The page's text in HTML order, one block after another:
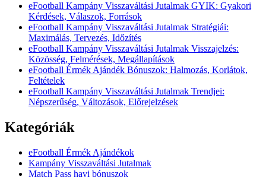
eFootball Kampány Visszaváltási Jutalmak GYIK: Gyakori
Kérdések, Válaszok, Források
eFootball Kampány Visszaváltási Jutalmak Stratégiái:
Maximálás, Tervezés, Időzítés
eFootball Kampány Visszaváltási Jutalmak Visszajelzés:
Közösség, Felmérések, Megállapítások
eFootball Érmék Ajándék Bónuszok: Halmozás, Korlátok,
Feltételek
eFootball Kampány Visszaváltási Jutalmak Trendjei:
Népszerűség, Változások, Előrejelzések
Kategóriák
eFootball Érmék Ajándékok
Kampány Visszaváltási Jutalmak
Match Pass havi bónuszok